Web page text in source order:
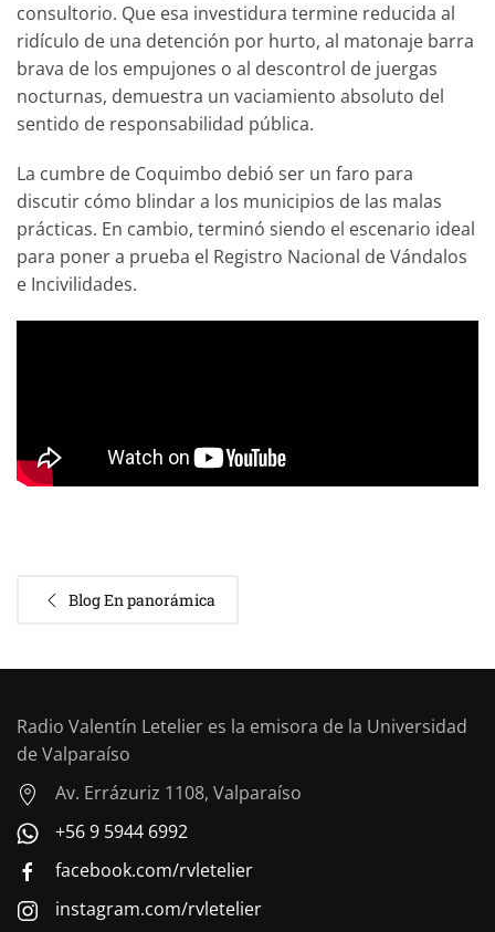
consultorio. Que esa investidura termine reducida al
ridículo de una detención por hurto, al matonaje barra
brava de los empujones o al descontrol de juergas
nocturnas, demuestra un vaciamiento absoluto del
sentido de responsabilidad pública.
La cumbre de Coquimbo debió ser un faro para
discutir cómo blindar a los municipios de las malas
prácticas. En cambio, terminó siendo el escenario ideal
para poner a prueba el Registro Nacional de Vándalos
e Incivilidades.
Blog En panorámica
Radio Valentín Letelier es la emisora de la Universidad
de Valparaíso
Av. Errázuriz 1108, Valparaíso
+56 9 5944 6992
facebook.com/rvletelier
instagram.com/rvletelier